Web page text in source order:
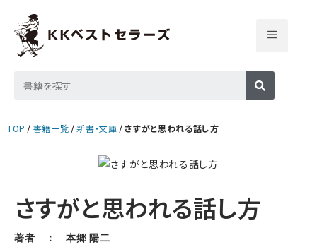
TOP 書籍一覧 新書・文庫 さすがと思われる話し方
さすがと思われる話し方
著者 ： 本郷 陽二